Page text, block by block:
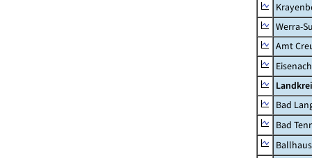
Werra-
Amt
Bad
Bad